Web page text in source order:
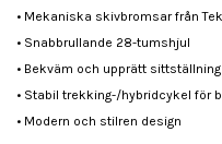
• Mekaniska skivbromsar från
• Snabbrullande 28-tumshjul
• Bekväm och upprätt sittställning
• Stabil trekking-/hybridcykel för
• Modern och stilren design